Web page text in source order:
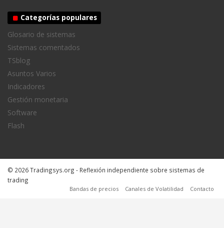
Categorías populares
Glosario de sistemas
Sistemas comentados
TSblog
Asuntos Varios
Indicadores
Gestión monetaria
Software
Flash
© 2026 Tradingsys.org - Reflexión independiente sobre sistemas de
trading
Bandas de precios Canales de Volatilidad Contacto